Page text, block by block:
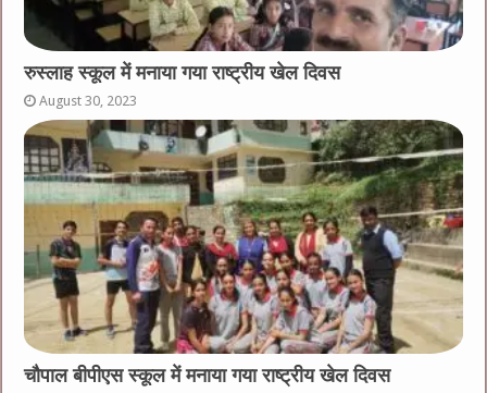
रुस्लाह स्कूल में मनाया गया राष्ट्रीय खेल दिवस
August 30, 2023
चौपाल बीपीएस स्कूल में मनाया गया राष्ट्रीय खेल दिवस